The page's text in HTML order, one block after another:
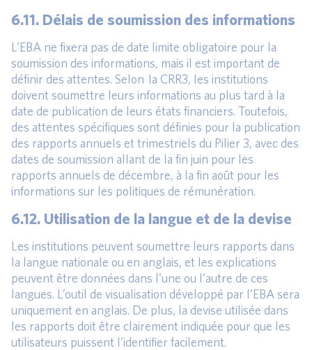
6.11. Délais de soumission des informations
L’EBA ne fixera pas de date limite obligatoire pour la
soumission des informations, mais il est important de
définir des attentes. Selon la CRR3, les institutions
doivent soumettre leurs informations au plus tard à la
date de publication de leurs états financiers. Toutefois,
des attentes spécifiques sont définies pour la publication
des rapports annuels et trimestriels du Pilier 3, avec des
dates de soumission allant de la fin juin pour les
rapports annuels de décembre, à la fin août pour les
informations sur les politiques de rémunération.
6.12. Utilisation de la langue et de la devise
Les institutions peuvent soumettre leurs rapports dans
la langue nationale ou en anglais, et les explications
peuvent être données dans l’une ou l’autre de ces
langues. L’outil de visualisation développé par l’EBA sera
uniquement en anglais. De plus, la devise utilisée dans
les rapports doit être clairement indiquée pour que les
utilisateurs puissent l’identifier facilement.